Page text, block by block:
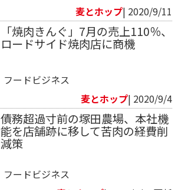
麦とホップ| 2020/9/11
「焼肉きんぐ」7月の売上110％、
ロードサイド焼肉店に商機
フードビジネス
麦とホップ| 2020/9/4
債務超過寸前の塚田農場、本社機
能を店舗跡に移して苦肉の経費削
減策
フードビジネス